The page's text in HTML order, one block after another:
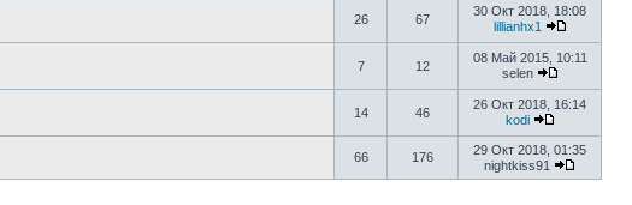
26 67
30 Окт 2018, 18:08
lillianhx1
7 12
08 Май 2015, 10:11
selen
14 46
26 Окт 2018, 16:14
kodi
66 176
29 Окт 2018, 01:35
nightkiss91